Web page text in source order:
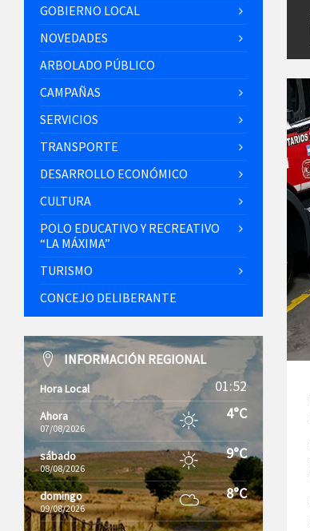
GOBIERNO LOCAL
NOVEDADES
ARBOLADO PÚBLICO
CAMPAÑAS
SERVICIOS
TRANSPORTE
DESARROLLO ECONÓMICO
CULTURA
POLO EDUCATIVO Y RECREATIVO
“LA MÁXIMA”
TURISMO
CONCEJO DELIBERANTE
INFORMACIÓN REGIONAL
Hora Local 01:52
Ahora
07/08/2026
4°C
sábado
08/08/2026
9°C
domingo
09/08/2026
8°C